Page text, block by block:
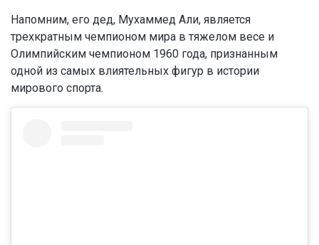
Напомним, его дед, Мухаммед Али, является
трехкратным чемпионом мира в тяжелом весе и
Олимпийским чемпионом 1960 года, признанным
одной из самых влиятельных фигур в истории
мирового спорта.